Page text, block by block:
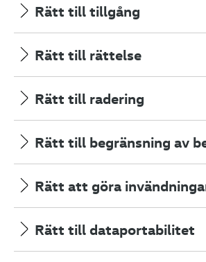
Rätt till tillgång
Rätt till rättelse
Rätt till radering
Rätt till begränsning av
Rätt att göra
Rätt till dataportabilitet